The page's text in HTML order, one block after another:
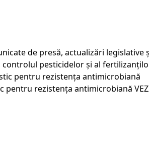
de presă, actualizări
pesticidelor și al
pentru rezistența antimicrobiană